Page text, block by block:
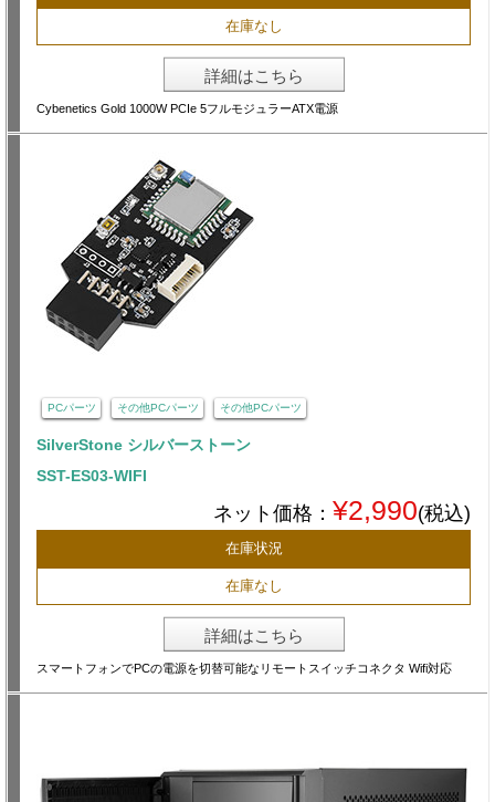
在庫なし
詳細はこちら
Cybenetics Gold 1000W PCIe 5フルモジュラーATX電源
PCパーツ その他PCパーツ その他PCパーツ
SilverStone シルバーストーン
SST-ES03-WIFI
ネット価格： ¥2,990(税込)
在庫状況
在庫なし
詳細はこちら
スマートフォンでPCの電源を切替可能なリモートスイッチコネクタ Wifi対応